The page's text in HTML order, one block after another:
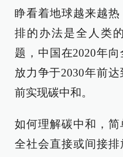
睁看着地球越来越
排的办法是全人类
题，中国在2020年
放力争于2030年前
前实现碳中和。
如何理解碳中和，
全社会直接或间接